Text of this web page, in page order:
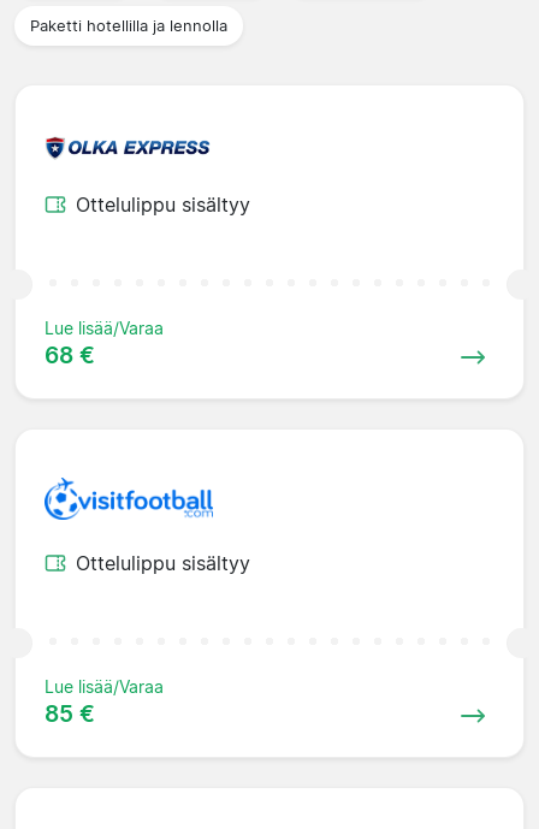
Paketti hotellilla ja lennolla
Ottelulippu sisältyy
Lue lisää/Varaa
68 €
Ottelulippu sisältyy
Lue lisää/Varaa
85 €